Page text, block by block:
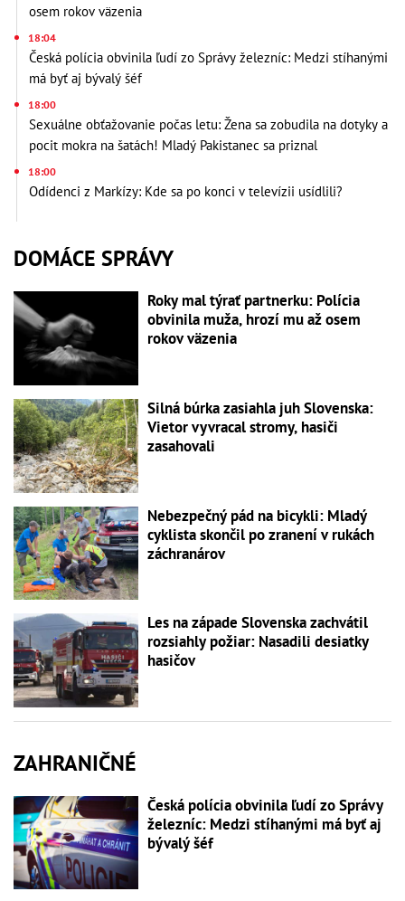
osem rokov väzenia
18:04
Česká polícia obvinila ľudí zo Správy železníc: Medzi stíhanými
má byť aj bývalý šéf
18:00
Sexuálne obťažovanie počas letu: Žena sa zobudila na dotyky a
pocit mokra na šatách! Mladý Pakistanec sa priznal
18:00
Odídenci z Markízy: Kde sa po konci v televízii usídlili?
DOMÁCE SPRÁVY
Roky mal týrať partnerku: Polícia
obvinila muža, hrozí mu až osem
rokov väzenia
Silná búrka zasiahla juh Slovenska:
Vietor vyvracal stromy, hasiči
zasahovali
Nebezpečný pád na bicykli: Mladý
cyklista skončil po zranení v rukách
záchranárov
Les na západe Slovenska zachvátil
rozsiahly požiar: Nasadili desiatky
hasičov
ZAHRANIČNÉ
Česká polícia obvinila ľudí zo Správy
železníc: Medzi stíhanými má byť aj
bývalý šéf